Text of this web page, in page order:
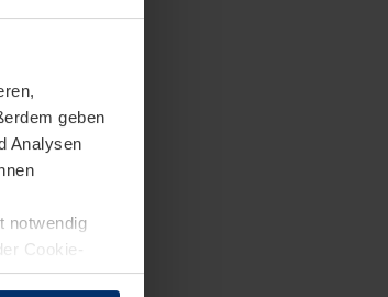
geben
Analysen
notwendig
Cookie-